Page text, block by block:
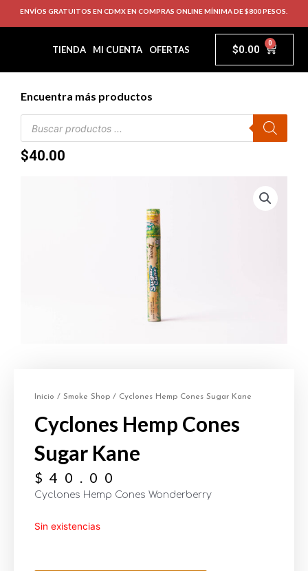
ENVÍOS GRATUITOS EN CDMX EN COMPRAS ONLINE MÍNIMA DE $800 PESOS.
TIENDA MI CUENTA OFERTAS $0.00 0
Encuentra más productos
$40.00
Inicio / Smoke Shop / Cyclones Hemp Cones Sugar Kane
Cyclones Hemp Cones
Sugar Kane
$ 40.00
Cyclones Hemp Cones Wonderberry
Sin existencias